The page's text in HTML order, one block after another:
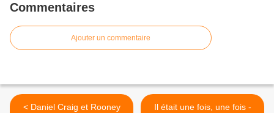
Commentaires
Ajouter un commentaire
< Daniel Craig et Rooney
Il était une fois, une fois -